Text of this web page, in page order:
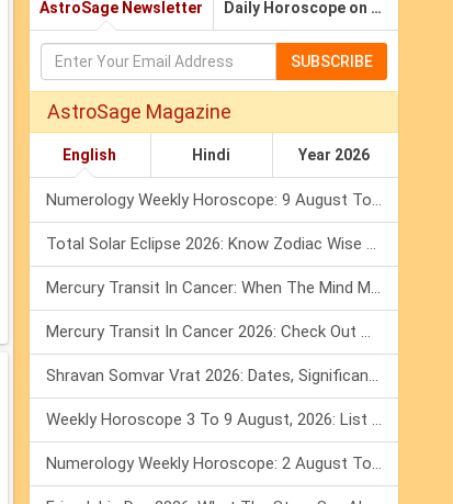
AstroSage Newsletter Daily Horoscope on Email
SUBSCRIBE
AstroSage Magazine
English Hindi Year 2026
Numerology Weekly Horoscope: 9 August To 15 August, 2026
Total Solar Eclipse 2026: Know Zodiac Wise Prediction
Mercury Transit In Cancer: When The Mind Meets The Heart!
Mercury Transit In Cancer 2026: Check Out What It Brings For You
Shravan Somvar Vrat 2026: Dates, Significance & Rituals In August
Weekly Horoscope 3 To 9 August, 2026: List Of Fasts & Festivals
Numerology Weekly Horoscope: 2 August To 8 August, 2026